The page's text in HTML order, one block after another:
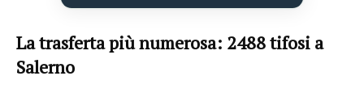
La trasferta più numerosa: 2488 tifosi a
Salerno